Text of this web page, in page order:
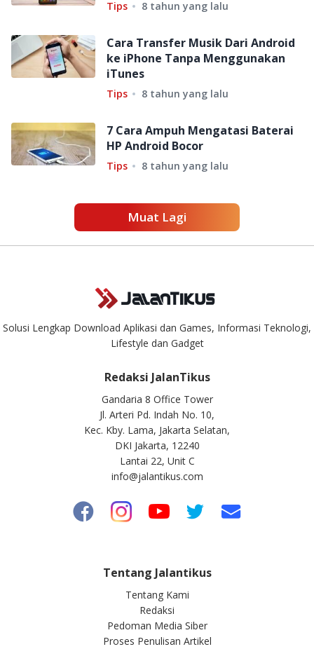
Tips 8 tahun yang lalu
Cara Transfer Musik Dari Android
ke iPhone Tanpa Menggunakan
iTunes
Tips 8 tahun yang lalu
7 Cara Ampuh Mengatasi Baterai
HP Android Bocor
Tips 8 tahun yang lalu
Muat Lagi
Solusi Lengkap Download Aplikasi dan Games, Informasi Teknologi,
Lifestyle dan Gadget
Redaksi JalanTikus
Gandaria 8 Office Tower
Jl. Arteri Pd. Indah No. 10,
Kec. Kby. Lama, Jakarta Selatan,
DKI Jakarta, 12240
Lantai 22, Unit C
info@jalantikus.com
Tentang Jalantikus
Tentang Kami
Redaksi
Pedoman Media Siber
Proses Penulisan Artikel